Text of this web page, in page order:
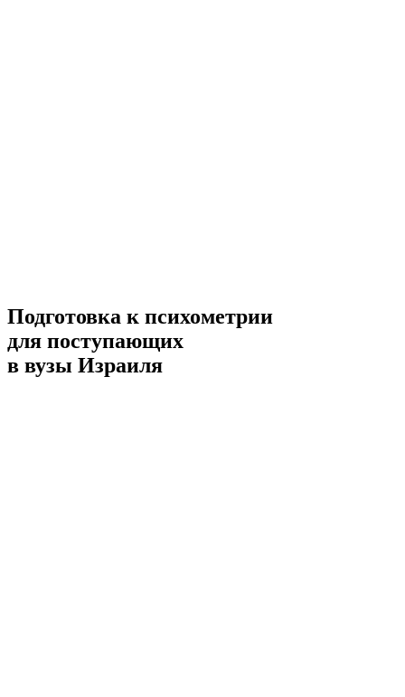
Подготовка к психометрии
для поступающих
в вузы Израиля